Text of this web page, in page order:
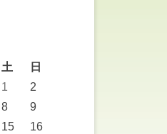
土
日
1
2
8
9
15
16